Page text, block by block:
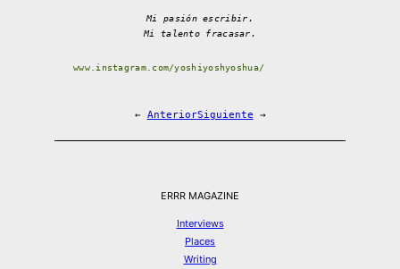
Mi pasión escribir.
Mi talento fracasar.
www.instagram.com/yoshiyoshyoshua/
← AnteriorSiguiente →
ERRR MAGAZINE
Interviews
Places
Writing